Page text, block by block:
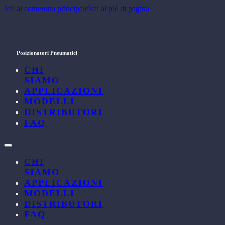
Vai al contenuto principaleVai al piè di pagina
Posizionatori Pneumatici
CHI
SIAMO
APPLICAZIONI
MODELLI
DISTRIBUTORI
FAQ
CHI
SIAMO
APPLICAZIONI
MODELLI
DISTRIBUTORI
FAQ